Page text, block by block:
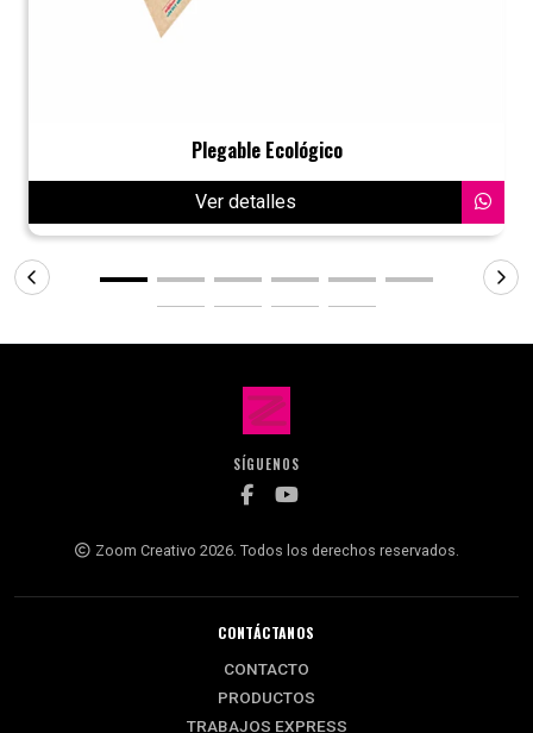
Plegable Ecológico
Ver detalles
SÍGUENOS
Zoom Creativo 2026. Todos los derechos reservados.
CONTÁCTANOS
CONTACTO
PRODUCTOS
TRABAJOS EXPRESS